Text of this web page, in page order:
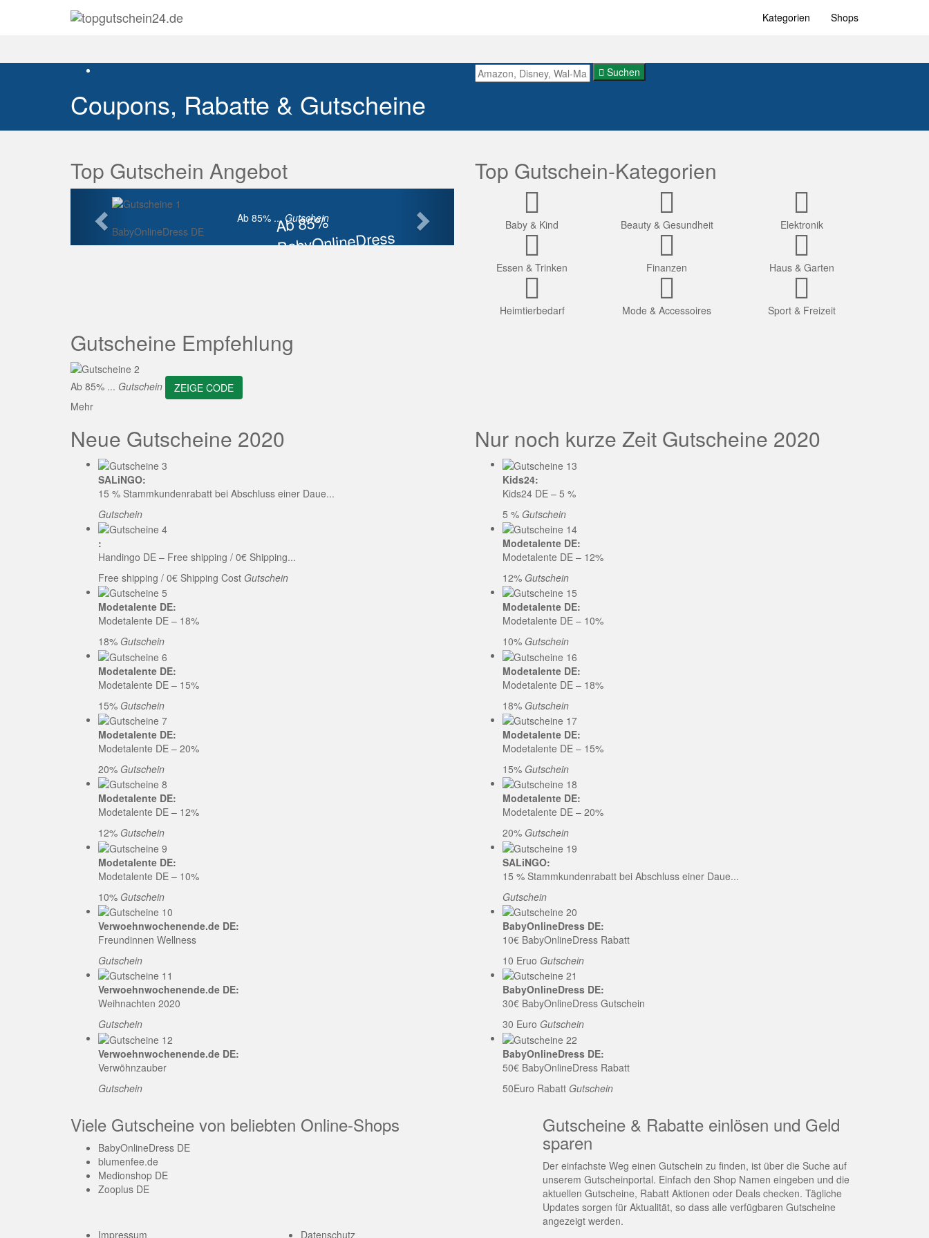
Kategorien Shops
Coupons, Rabatte & Gutscheine
Suchen
Top Gutschein Angebot
Ab 85%
BabyOnlineDress
Ab 85% ... Gutschein
BabyOnlineDress DE
Vorherige
Top Gutschein-Kategorien
Baby & Kind Beauty & Gesundheit Elektronik
Essen & Trinken Finanzen Haus & Garten
Heimtierbedarf Mode & Accessoires Sport & Freizeit
Gutscheine Empfehlung
Ab 85% ... Gutschein
ZEIGE CODE
Mehr
Neue Gutscheine 2020
SALiNGO:
15 % Stammkundenrabatt bei Abschluss einer Daue...
Gutschein
:
Handingo DE – Free shipping / 0€ Shipping...
Free shipping / 0€ Shipping Cost Gutschein
Modetalente DE:
Modetalente DE – 18%
18% Gutschein
Modetalente DE:
Modetalente DE – 15%
15% Gutschein
Modetalente DE:
Modetalente DE – 20%
20% Gutschein
Modetalente DE:
Modetalente DE – 12%
12% Gutschein
Modetalente DE:
Modetalente DE – 10%
10% Gutschein
Verwoehnwochenende.de DE:
Freundinnen Wellness
Gutschein
Verwoehnwochenende.de DE:
Weihnachten 2020
Gutschein
Verwoehnwochenende.de DE:
Verwöhnzauber
Gutschein
Nur noch kurze Zeit Gutscheine 2020
Kids24:
Kids24 DE – 5 %
5 % Gutschein
Modetalente DE:
Modetalente DE – 12%
12% Gutschein
Modetalente DE:
Modetalente DE – 10%
10% Gutschein
Modetalente DE:
Modetalente DE – 18%
18% Gutschein
Modetalente DE:
Modetalente DE – 15%
15% Gutschein
Modetalente DE:
Modetalente DE – 20%
20% Gutschein
SALiNGO:
15 % Stammkundenrabatt bei Abschluss einer Daue...
Gutschein
BabyOnlineDress DE:
10€ BabyOnlineDress Rabatt
10 Eruo Gutschein
BabyOnlineDress DE:
30€ BabyOnlineDress Gutschein
30 Euro Gutschein
BabyOnlineDress DE:
50€ BabyOnlineDress Rabatt
50Euro Rabatt Gutschein
Viele Gutscheine von beliebten Online-Shops
BabyOnlineDress DE
blumenfee.de
Medionshop DE
Zooplus DE
Gutscheine & Rabatte einlösen und Geld
sparen
Der einfachste Weg einen Gutschein zu finden, ist über die Suche auf
unserem Gutscheinportal. Einfach den Shop Namen eingeben und die
aktuellen Gutscheine, Rabatt Aktionen oder Deals checken. Tägliche
Updates sorgen für Aktualität, so dass alle verfügbaren Gutscheine
angezeigt werden.
Impressum
Datenschutz